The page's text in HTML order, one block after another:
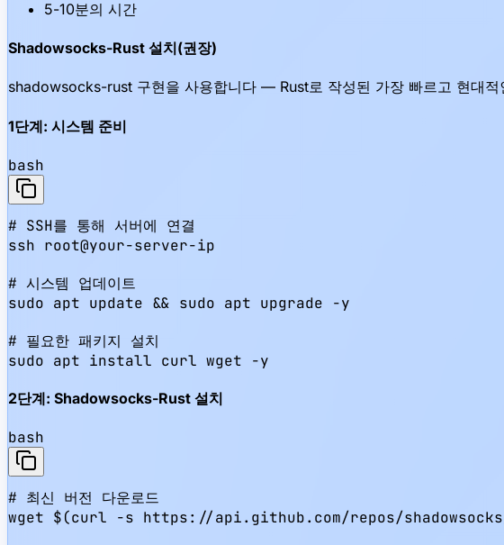
5-10분의 시간
Shadowsocks-Rust 설치(권장)
shadowsocks-rust 구현을 사용합니다 — Rust로 작성된 가장 빠르고 현대적
1단계: 시스템 준비
bash
# SSH를 통해 서버에 연결
ssh root@your-server-ip
# 시스템 업데이트
sudo apt update && sudo apt upgrade -y
# 필요한 패키지 설치
sudo apt install curl wget -y
2단계: Shadowsocks-Rust 설치
bash
# 최신 버전 다운로드
wget $(curl -s https://api.github.com/repos/